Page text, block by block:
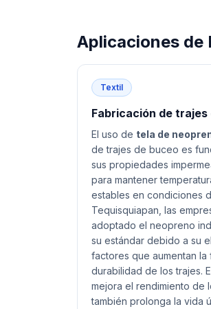
Aplicaciones de
Textil
Fabricación de trajes
El uso de tela de
de trajes de buceo es
sus propiedades
para mantener
estables en condiciones
Tequisquiapan, las
adoptado el neopreno
su estándar debido a su
factores que aumentan la
durabilidad de los trajes.
mejora el rendimiento de
también prolonga la vida